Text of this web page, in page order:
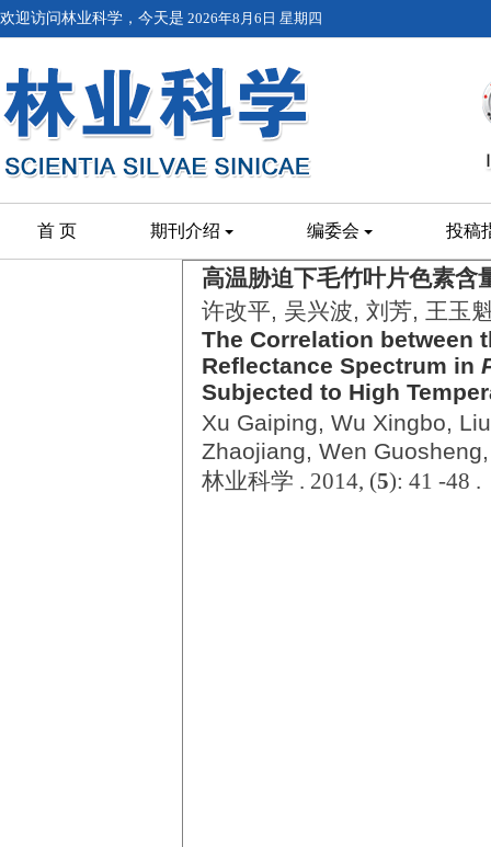
欢迎访问林业科学，今天是 2026年8月6日 星期四
首 页 期刊介绍 编委会 投稿
高温胁迫下毛竹叶片色素含
许改平, 吴兴波, 刘芳, 王玉
The Correlation between
Reflectance Spectrum in
Subjected to High
Xu Gaiping, Wu Xingbo,
Zhaojiang, Wen
林业科学 . 2014, (5): 41 -48 .